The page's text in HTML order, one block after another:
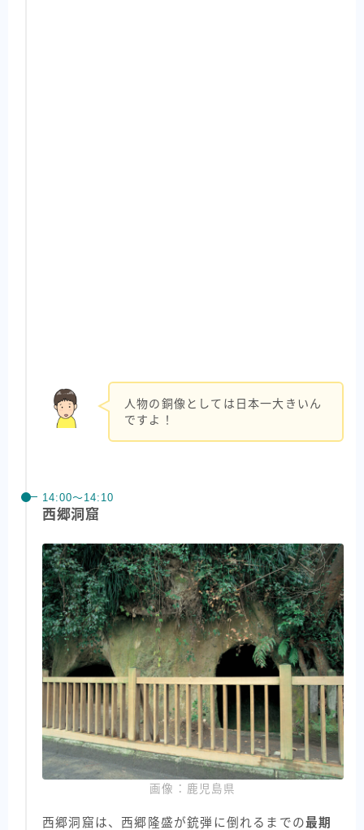
人物の銅像としては日本一大きいん
ですよ！
14:00〜14:10
西郷洞窟
画像：鹿児島県
西郷洞窟は、西郷隆盛が銃弾に倒れるまでの最期